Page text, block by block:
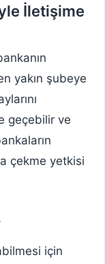
İletişime
yakın şubeye
geçebilir ve
çekme yetkisi
için